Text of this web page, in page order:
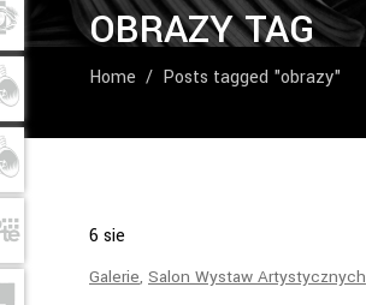
OBRAZY TAG
Home / Posts tagged "obrazy"
6 sie
Galerie, Salon Wystaw Artystycznych